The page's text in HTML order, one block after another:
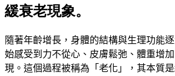
緩衰老現象。
隨著年齡增長，身體的結構與生理功能
始感受到力不從心、皮膚鬆弛、體重增
現。這個過程被稱為「老化」，其本質